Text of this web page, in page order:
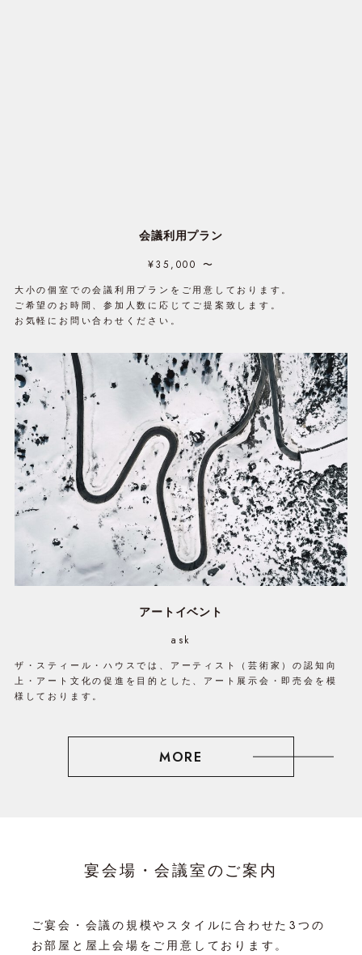
会議利用プラン
¥35,000 〜
大小の個室での会議利用プランをご用意しております。
ご希望のお時間、参加人数に応じてご提案致します。
お気軽にお問い合わせください。
アートイベント
ask
ザ・スティール・ハウスでは、アーティスト（芸術家）の認知向
上・アート文化の促進を目的とした、アート展示会・即売会を模
様しております。
MORE
宴会場・会議室のご案内
ご宴会・会議の規模やスタイルに合わせた3つの
お部屋と屋上会場をご用意しております。